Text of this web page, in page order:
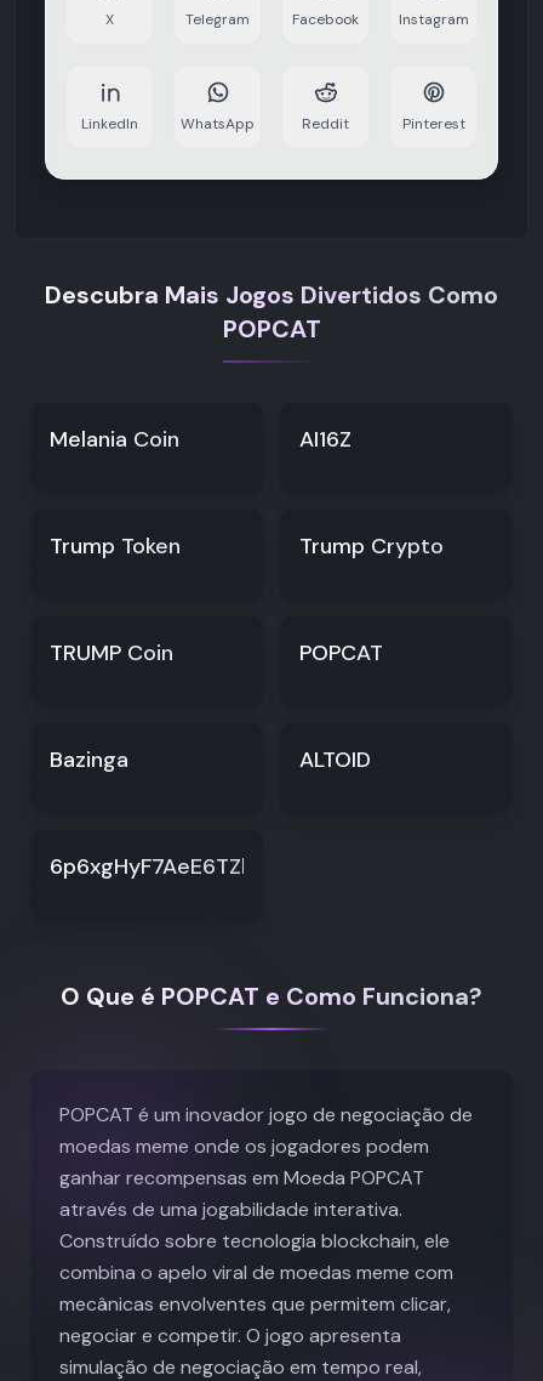
X Telegram Facebook Instagram
LinkedIn WhatsApp Reddit Pinterest
Descubra Mais Jogos Divertidos Como
POPCAT
Melania Coin AI16Z
Trump Token Trump Crypto
TRUMP Coin POPCAT
Bazinga ALTOID
O Que é POPCAT e Como Funciona?
POPCAT é um inovador jogo de negociação de
moedas meme onde os jogadores podem
ganhar recompensas em Moeda POPCAT
através de uma jogabilidade interativa.
Construído sobre tecnologia blockchain, ele
combina o apelo viral de moedas meme com
mecânicas envolventes que permitem clicar,
negociar e competir. O jogo apresenta
simulação de negociação em tempo real,